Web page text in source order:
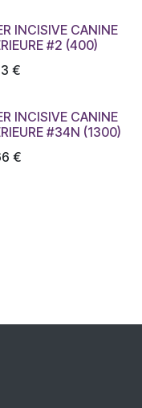
INCISIVE CANINE
#2 (400)
€
INCISIVE CANINE
#34N (1300)
€